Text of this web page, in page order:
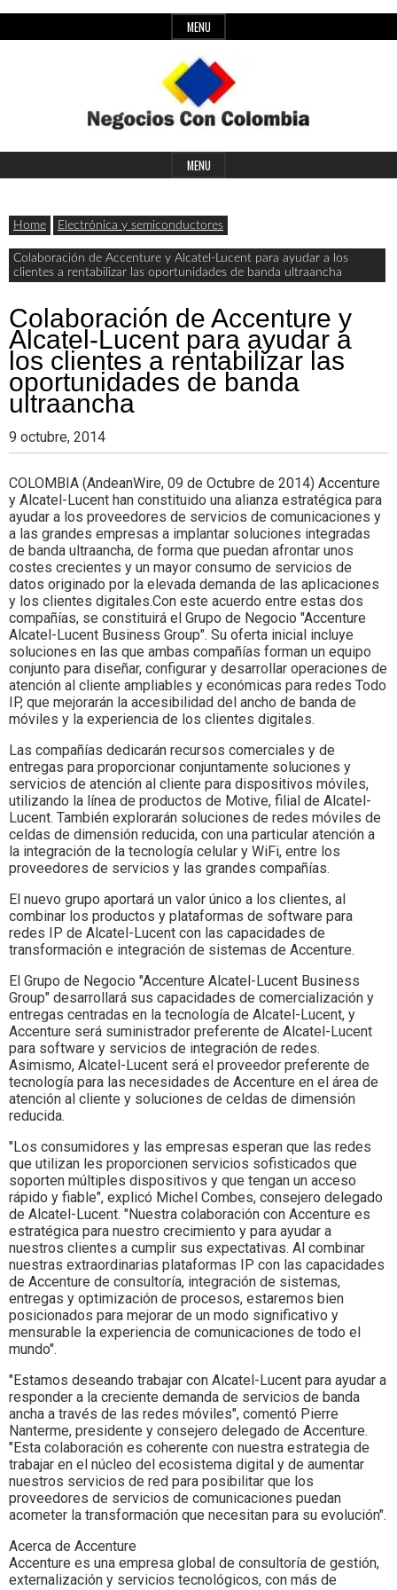
to
MENU
Negocios
con
Colombia
Últimas
noticias,
comunicados
y
actualidad
de
negocios
con
Colombia.
Header
MENU
Home Electrónica y semiconductores
Colaboración de Accenture y Alcatel-Lucent para ayudar a los
clientes a rentabilizar las oportunidades de banda ultraancha
Colaboración de Accenture y
Alcatel-Lucent para ayudar a
los clientes a rentabilizar las
oportunidades de banda
ultraancha
9 octubre, 2014
COLOMBIA (AndeanWire, 09 de Octubre de 2014) Accenture
y Alcatel-Lucent han constituido una alianza estratégica para
ayudar a los proveedores de servicios de comunicaciones y
a las grandes empresas a implantar soluciones integradas
de banda ultraancha, de forma que puedan afrontar unos
costes crecientes y un mayor consumo de servicios de
datos originado por la elevada demanda de las aplicaciones
y los clientes digitales.Con este acuerdo entre estas dos
compañías, se constituirá el Grupo de Negocio "Accenture
Alcatel-Lucent Business Group". Su oferta inicial incluye
soluciones en las que ambas compañías forman un equipo
conjunto para diseñar, configurar y desarrollar operaciones de
atención al cliente ampliables y económicas para redes Todo
IP, que mejorarán la accesibilidad del ancho de banda de
móviles y la experiencia de los clientes digitales.
Las compañías dedicarán recursos comerciales y de
entregas para proporcionar conjuntamente soluciones y
servicios de atención al cliente para dispositivos móviles,
utilizando la línea de productos de Motive, filial de Alcatel-
Lucent. También explorarán soluciones de redes móviles de
celdas de dimensión reducida, con una particular atención a
la integración de la tecnología celular y WiFi, entre los
proveedores de servicios y las grandes compañías.
El nuevo grupo aportará un valor único a los clientes, al
combinar los productos y plataformas de software para
redes IP de Alcatel-Lucent con las capacidades de
transformación e integración de sistemas de Accenture.
El Grupo de Negocio "Accenture Alcatel-Lucent Business
Group" desarrollará sus capacidades de comercialización y
entregas centradas en la tecnología de Alcatel-Lucent, y
Accenture será suministrador preferente de Alcatel-Lucent
para software y servicios de integración de redes.
Asimismo, Alcatel-Lucent será el proveedor preferente de
tecnología para las necesidades de Accenture en el área de
atención al cliente y soluciones de celdas de dimensión
reducida.
"Los consumidores y las empresas esperan que las redes
que utilizan les proporcionen servicios sofisticados que
soporten múltiples dispositivos y que tengan un acceso
rápido y fiable", explicó Michel Combes, consejero delegado
de Alcatel-Lucent. "Nuestra colaboración con Accenture es
estratégica para nuestro crecimiento y para ayudar a
nuestros clientes a cumplir sus expectativas. Al combinar
nuestras extraordinarias plataformas IP con las capacidades
de Accenture de consultoría, integración de sistemas,
entregas y optimización de procesos, estaremos bien
posicionados para mejorar de un modo significativo y
mensurable la experiencia de comunicaciones de todo el
mundo".
"Estamos deseando trabajar con Alcatel-Lucent para ayudar a
responder a la creciente demanda de servicios de banda
ancha a través de las redes móviles", comentó Pierre
Nanterme, presidente y consejero delegado de Accenture.
"Esta colaboración es coherente con nuestra estrategia de
trabajar en el núcleo del ecosistema digital y de aumentar
nuestros servicios de red para posibilitar que los
proveedores de servicios de comunicaciones puedan
acometer la transformación que necesitan para su evolución".
Acerca de Accenture
Accenture es una empresa global de consultoría de gestión,
externalización y servicios tecnológicos, con más de